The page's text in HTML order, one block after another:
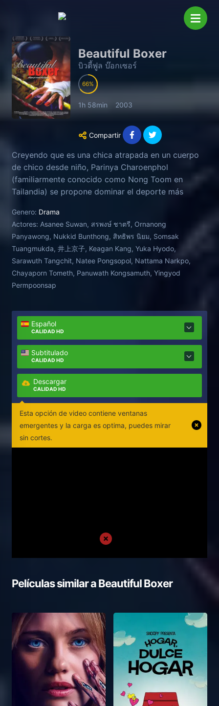
Beautiful Boxer
บิวตี้ฟูล บ๊อกเซอร์
66
1h 58min 2003
Compartir
Creyendo que es una chica atrapada en un cuerpo
de chico desde niño, Parinya Charoenphol
(familiarmente conocido como Nong Toom en
Tailandia) se propone dominar el deporte más
para ganarse la vida y para conseguir su objetivo
final de feminidad total. Conmovedora, divertida,
con impactantes escenas de kickboxing tailandés,
Beautiful Boxer describe la infancia de Nong Toom,
su vida adolescente como monje viajero, sus
penosos días en los campamentos de boxeo y
explosivos combates donde él vence a la mayoría
Genero: Drama
Actores: Asanee Suwan, สรพงษ์ ชาตรี, Ornanong
Panyawong, Nukkid Bunthong, สิทธิพร นิยม, Somsak
Tuangmukda, 井上京子, Keagan Kang, Yuka Hyodo,
Sarawuth Tangchit, Natee Pongsopol, Nattama Narkpo,
Chayaporn Tometh, Panuwath Kongsamuth, Yingyod
Permpoonsap
Español
CALIDAD HD
Subtitulado
CALIDAD HD
Descargar
CALIDAD HD
Esta opción de video contiene ventanas
emergentes y la carga es optima, puedes mirar
sin cortes.
Películas similar aBeautiful Boxer